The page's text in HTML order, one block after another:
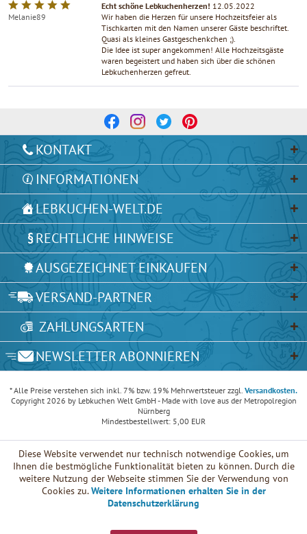
Melanie89
Echt schöne Lebkuchenherzen! 12.05.2022
Wir haben die Herzen für unsere Hochzeitsfeier als
Tischkarten mit den Namen unserer Gäste beschriftet.
Quasi als kleines Gastgeschenkchen ;).
Die Idee ist super angekommen! Alle Hochzeitsgäste
waren begeistert und haben sich über die schönen
Lebkuchenherzen gefreut.
KONTAKT
INFORMATIONEN
LEBKUCHEN-WELT.DE
RECHTLICHE HINWEISE
AUSGEZEICHNET EINKAUFEN
VERSAND-PARTNER
ZAHLUNGSARTEN
NEWSLETTER ABONNIEREN
* Alle Preise verstehen sich inkl. 7% bzw. 19% Mehrwertsteuer zzgl. Versandkosten.
Copyright 2026 by Lebkuchen Welt GmbH - Made with love aus der Metropolregion
Nürnberg
Mindestbestellwert: 5,00 EUR
Diese Website verwendet nur technisch notwendige Cookies, um
Ihnen die bestmögliche Funktionalität bieten zu können. Durch die
weitere Nutzung der Webseite stimmen Sie der Verwendung von
Cookies zu.Weitere Informationen erhalten Sie in der
Datenschutzerklärung